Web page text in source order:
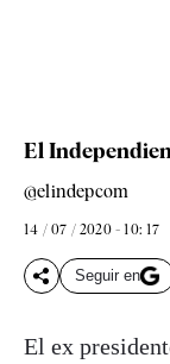
El
@elindepcom
14 / 07 / 2020 - 10: 17
Seguir en
El ex